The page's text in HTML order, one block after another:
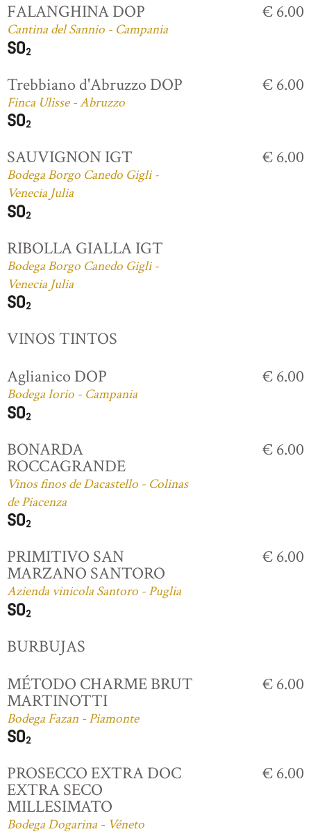
FALANGHINA DOP
Cantina del Sannio - Campania
€ 6.00
Trebbiano d'Abruzzo DOP
Finca Ulisse - Abruzzo
€ 6.00
SAUVIGNON IGT
Bodega Borgo Canedo Gigli -
Venecia Julia
€ 6.00
RIBOLLA GIALLA IGT
Bodega Borgo Canedo Gigli -
Venecia Julia
VINOS TINTOS
Aglianico DOP
Bodega Iorio - Campania
€ 6.00
BONARDA
ROCCAGRANDE
Vinos finos de Dacastello - Colinas
de Piacenza
€ 6.00
PRIMITIVO SAN
MARZANO SANTORO
Azienda vinicola Santoro - Puglia
€ 6.00
BURBUJAS
MÉTODO CHARME BRUT
MARTINOTTI
Bodega Fazan - Piamonte
€ 6.00
PROSECCO EXTRA DOC
EXTRA SECO
MILLESIMATO
Bodega Dogarina - Véneto
€ 6.00